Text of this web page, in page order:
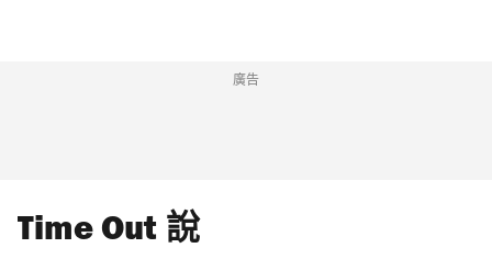
廣告
Time Out 說